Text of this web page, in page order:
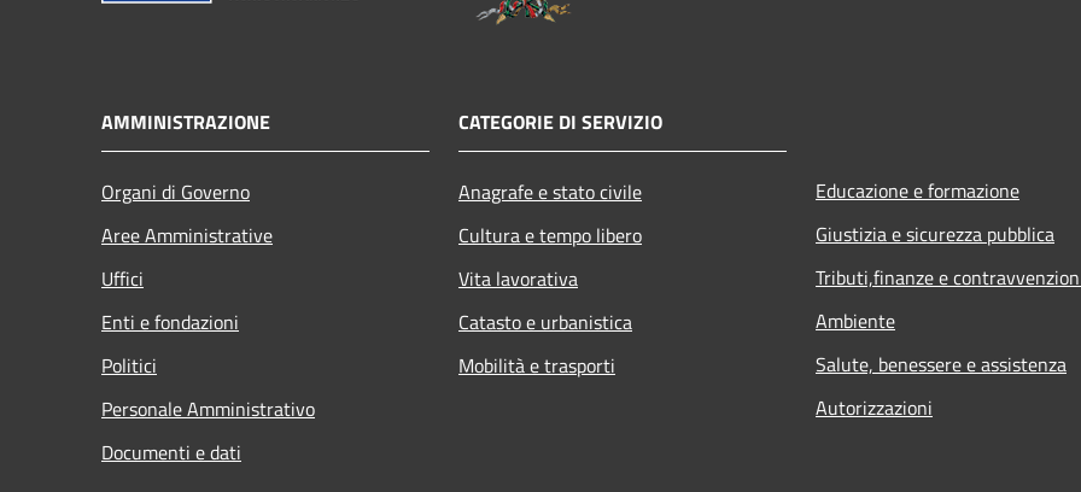
AMMINISTRAZIONE
Organi di Governo
Aree Amministrative
Uffici
Enti e fondazioni
Politici
Personale Amministrativo
Documenti e dati
CATEGORIE DI SERVIZIO
Anagrafe e stato civile
Cultura e tempo libero
Vita lavorativa
Catasto e urbanistica
Mobilità e trasporti
Educazione e formazione
Giustizia e sicurezza pubblica
Tributi,finanze e
Ambiente
Salute, benessere e assistenza
Autorizzazioni